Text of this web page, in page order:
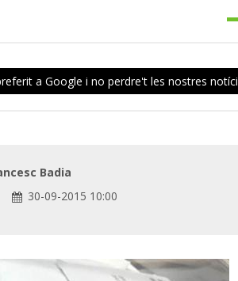
a Google i no perdre't les nostres
Badia
30-09-2015 10:00